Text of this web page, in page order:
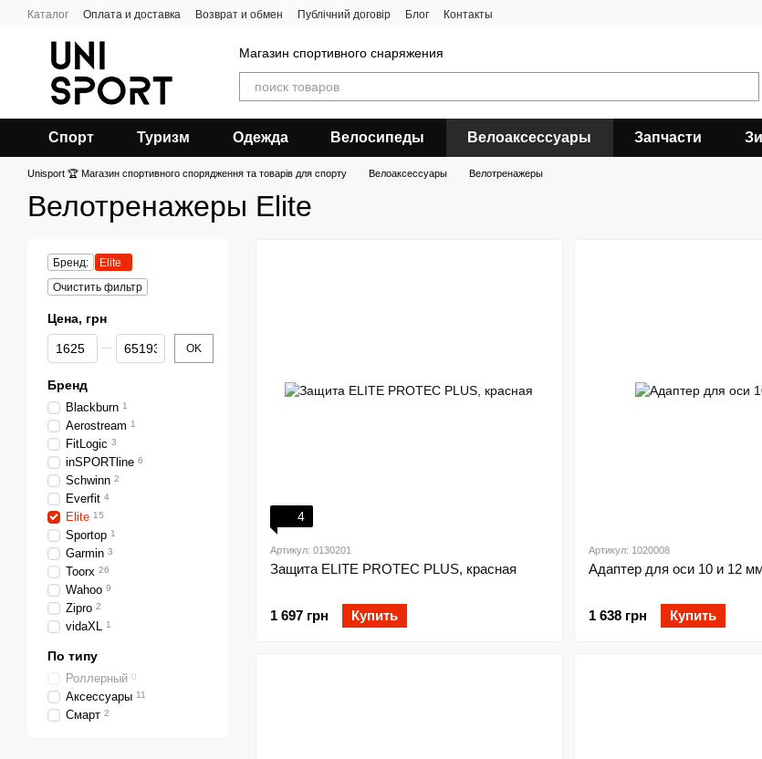
Перейти к основному контенту
Каталог Оплата и доставка Возврат и обмен Публічний договір Блог Контакты
Магазин спортивного снаряжения
Спорт Туризм Одежда Велосипеды Велоаксессуары Запчасти
Unisport 🏆 Магазин спортивного спорядження та товарів для спорту Велоаксессуары Велотренажеры
Велотренажеры Elite
4
Артикул: 0130201
Защита ELITE PROTEC PLUS, красная
1 697 грн Купить
Артикул: 1020008
Адаптер для оси 10 и 12
1 638 грн Купить
Бренд:
Elite
Очистить фильтр
Цена, грн
От Цена, грн
До Цена, грн OK
Бренд
Blackburn 1
Aerostream 1
FitLogic 3
inSPORTline 6
Schwinn 2
Everfit 4
Elite 15
Sportop 1
Garmin 3
Toorx 26
Wahoo 9
Zipro 2
vidaXL 1
По типу
Роллерный 0
Аксессуары 11
Смарт 2